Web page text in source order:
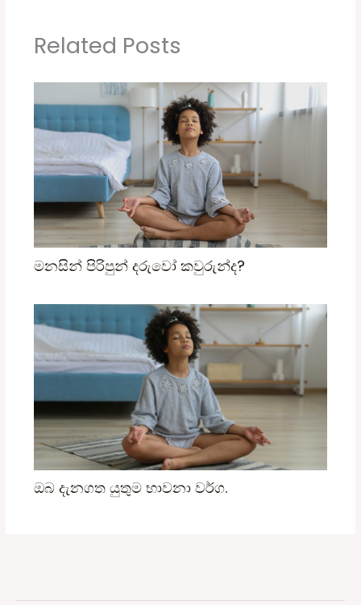
Related Posts
මනසින් පිරිපුන් දරුවෝ කවුරුන්ද?
ඔබ දැනගත යුතුම භාවනා වර්ග.